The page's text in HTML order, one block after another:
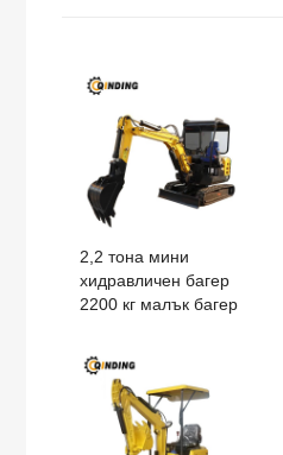
2,2 тона мини
хидравличен багер
2200 кг малък багер